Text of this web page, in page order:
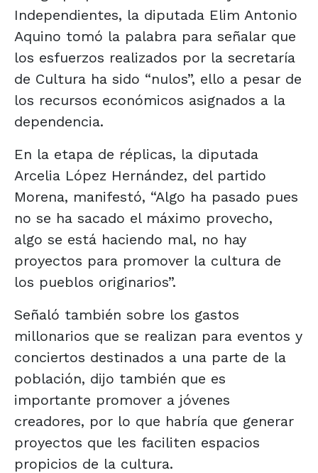
Independientes, la diputada Elim Antonio
Aquino tomó la palabra para señalar que
los esfuerzos realizados por la secretaría
de Cultura ha sido “nulos”, ello a pesar de
los recursos económicos asignados a la
dependencia.
En la etapa de réplicas, la diputada
Arcelia López Hernández, del partido
Morena, manifestó, “Algo ha pasado pues
no se ha sacado el máximo provecho,
algo se está haciendo mal, no hay
proyectos para promover la cultura de
los pueblos originarios”.
Señaló también sobre los gastos
millonarios que se realizan para eventos y
conciertos destinados a una parte de la
población, dijo también que es
importante promover a jóvenes
creadores, por lo que habría que generar
proyectos que les faciliten espacios
propicios de la cultura.